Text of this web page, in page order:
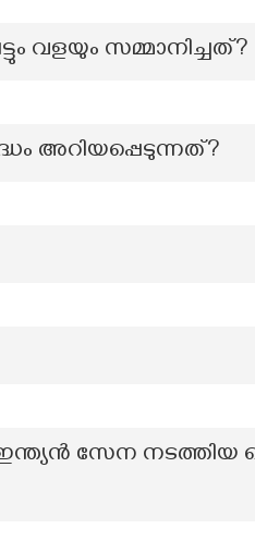
വളയും സമ്മാനിച്ചത്?
അറിയപ്പെടുന്നത്?
സേന